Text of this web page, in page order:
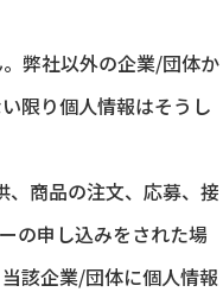
弊社以外の企業/団体か
限り個人情報はそうし
商品の注文、応募、接
の申し込みをされた場
該企業/団体に個人情報